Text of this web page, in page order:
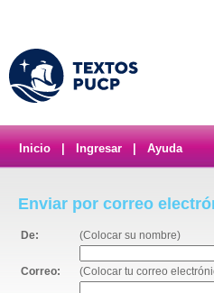
Inicio Ingresar Ayuda
Enviar por correo
De: (Colocar su nombre)
Correo: (Colocar tu correo